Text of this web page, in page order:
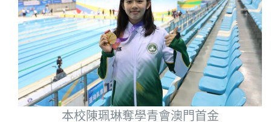
本校陳珮琳奪學青會澳門首金